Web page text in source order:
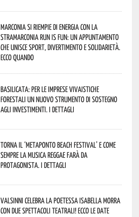
Marconia si riempie di energia con la
StraMarconia Run is Fun: un appuntamento
che unisce sport, divertimento e solidarietà.
Ecco quando
Basilicata: per le imprese vivaistiche
forestali un nuovo strumento di sostegno
agli investimenti. I dettagli
Torna il ‘Metaponto beach festival’ e come
sempre la musica reggae farà da
protagonista. I dettagli
Valsinni celebra la poetessa Isabella Morra
con due spettacoli teatrali! Ecco le date